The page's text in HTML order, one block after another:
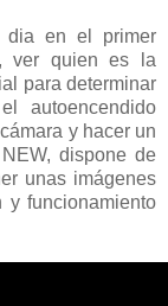
dia en el primer
ver quien es la
para determinar
autoencendido
y hacer un
dispone de
unas imágenes
y funcionamiento